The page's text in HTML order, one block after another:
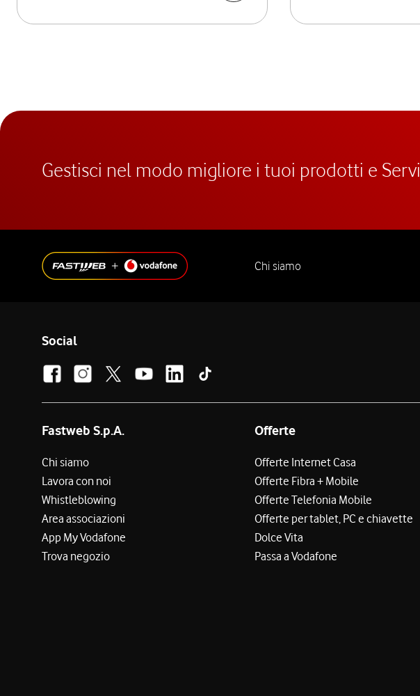
Gestisci nel modo migliore i tuoi prodotti e
Chi siamo
Social
Fastweb S.p.A.
Chi siamo
Lavora con noi
Whistleblowing
Area associazioni
App My Vodafone
Trova negozio
Offerte
Offerte Internet Casa
Offerte Fibra + Mobile
Offerte Telefonia Mobile
Offerte per tablet, PC e chiavette
Dolce Vita
Passa a Vodafone